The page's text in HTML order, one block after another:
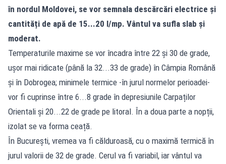
în nordul Moldovei, se vor semnala descărcări electrice și
cantități de apă de 15...20 l/mp. Vântul va sufla slab și
moderat.
Temperaturile maxime se vor încadra între 22 și 30 de grade,
ușor mai ridicate (până la 32...33 de grade) în Câmpia Română
și în Dobrogea; minimele termice -în jurul normelor perioadei-
vor fi cuprinse între 6...8 grade în depresiunile Carpaților
Orientali și 20...22 de grade pe litoral. În a doua parte a nopții,
izolat se va forma ceață.
În București, vremea va fi călduroasă, cu o maximă termică în
jurul valorii de 32 de grade. Cerul va fi variabil, iar vântul va